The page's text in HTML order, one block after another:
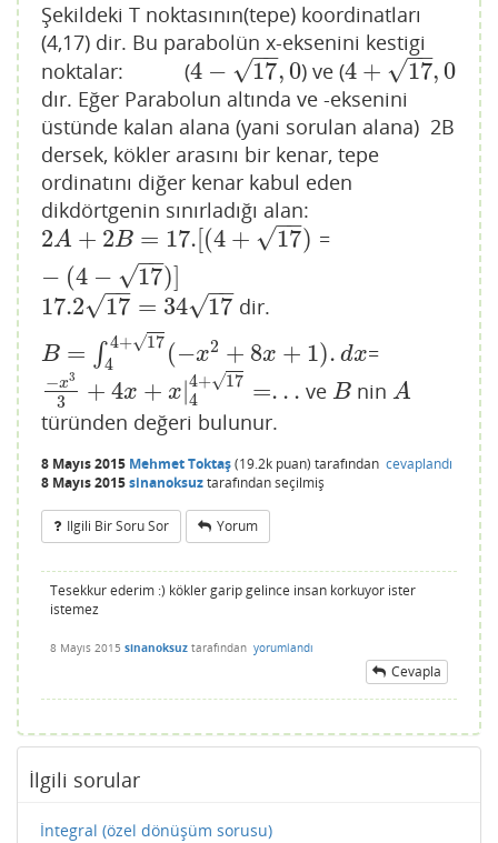
Şekildeki T noktasının(tepe) koordinatları
(4,17) dir. Bu parabolün x-eksenini kestigi
noktalar: (4 − 17
−−
√ ,0
4−17,0 ) ve (4 + 17
−−
√ ,0
4+17,0
dır. Eğer Parabolun altında ve -eksenini
üstünde kalan alana (yani sorulan alana) 2B
dersek, kökler arasını bir kenar, tepe
ordinatını diğer kenar kabul eden
dikdörtgenin sınırladığı alan:
2A + 2B = 17. (4 + 17
−−
√
)
− (4 − 17
−−
√ )
2A+ 2B =17. [(4 +17 −(4 −17)] =
17.2 17
−−
√ = 34 17
−−
√
17.217=34 17 dir.
B = ∫ 4+ 17
√
4
(−x2 + 8x + 1). dx
B= ∫4 +17 − x2 + 8x+1 .d x =
−x3
3 + 4x + x|4+ 17
√
4
=. . .
−x33 +4 x+x |44+ 17=... ve B
B nin A
A
türünden değeri bulunur.
8 Mayıs 2015 Mehmet Toktaş(19.2k puan) tarafından cevaplandı
8 Mayıs 2015sinanoksuztarafındanseçilmiş
Ilgili Bir Soru Sor Yorum
Tesekkur ederim :) kökler garip gelince insan korkuyor ister
istemez
8 Mayıs 2015 sinanoksuz tarafından yorumlandı
Cevapla
İlgili sorular
İntegral (özel dönüşüm sorusu)